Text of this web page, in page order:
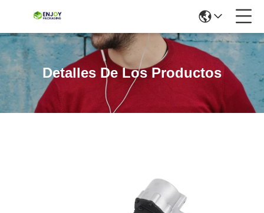
Detalles De Los Productos